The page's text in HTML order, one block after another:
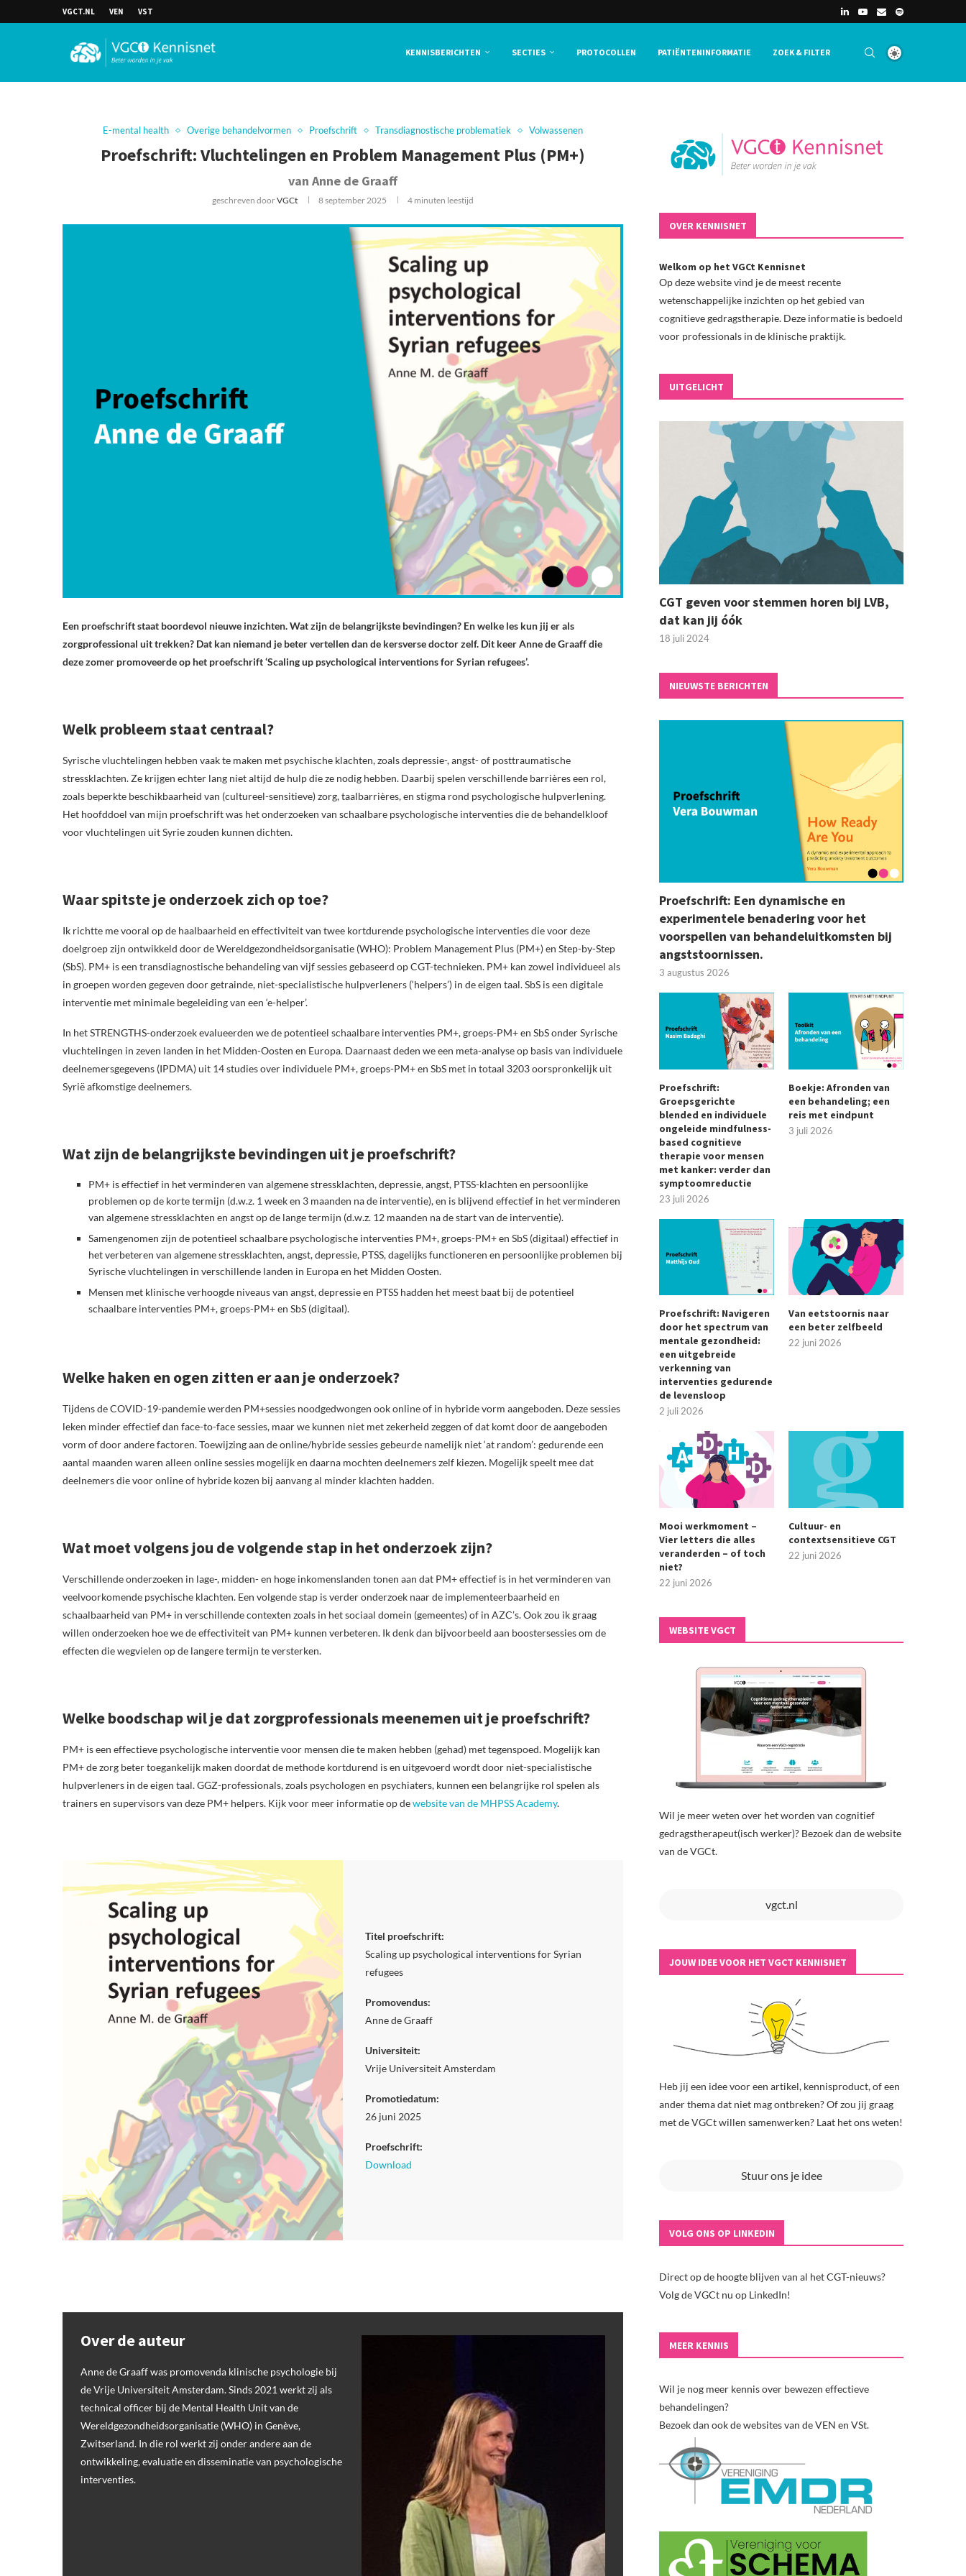
VGCT.NL VEN VST
KENNISBERICHTEN SECTIES PROTOCOLLEN PATIËNTENINFORMATIE ZOEK & FILTER
E-mental health Overige behandelvormen Proefschrift Transdiagnostische problematiek Volwassenen
Proefschrift: Vluchtelingen en Problem Management Plus (PM+)
van Anne de Graaff
geschreven doorVGCt 8 september 2025 4 minuten leestijd
Een proefschrift staat boordevol nieuwe inzichten. Wat zijn de belangrijkste bevindingen? En welke les kun jij er als
zorgprofessional uit trekken? Dat kan niemand je beter vertellen dan de kersverse doctor zelf. Dit keer Anne de Graaff die
deze zomer promoveerde op het proefschrift ‘Scaling up psychological interventions for Syrian refugees’.
Welk probleem staat centraal?
Syrische vluchtelingen hebben vaak te maken met psychische klachten, zoals depressie-, angst- of posttraumatische
stressklachten. Ze krijgen echter lang niet altijd de hulp die ze nodig hebben. Daarbij spelen verschillende barrières een rol,
zoals beperkte beschikbaarheid van (cultureel-sensitieve) zorg, taalbarrières, en stigma rond psychologische hulpverlening.
Het hoofddoel van mijn proefschrift was het onderzoeken van schaalbare psychologische interventies die de behandelkloof
voor vluchtelingen uit Syrie zouden kunnen dichten.
Waar spitste je onderzoek zich op toe?
Ik richtte me vooral op de haalbaarheid en effectiviteit van twee kortdurende psychologische interventies die voor deze
doelgroep zijn ontwikkeld door de Wereldgezondheidsorganisatie (WHO): Problem Management Plus (PM+) en Step-by-Step
(SbS). PM+ is een transdiagnostische behandeling van vijf sessies gebaseerd op CGT-technieken. PM+ kan zowel individueel als
in groepen worden gegeven door getrainde, niet-specialistische hulpverleners (‘helpers’) in de eigen taal. SbS is een digitale
interventie met minimale begeleiding van een ‘e-helper’.
In het STRENGTHS-onderzoek evalueerden we de potentieel schaalbare interventies PM+, groeps-PM+ en SbS onder Syrische
vluchtelingen in zeven landen in het Midden-Oosten en Europa. Daarnaast deden we een meta-analyse op basis van individuele
deelnemersgegevens (IPDMA) uit 14 studies over individuele PM+, groeps-PM+ en SbS met in totaal 3203 oorspronkelijk uit
Syrië afkomstige deelnemers.
Wat zijn de belangrijkste bevindingen uit je proefschrift?
PM+ is effectief in het verminderen van algemene stressklachten, depressie, angst, PTSS-klachten en persoonlijke
problemen op de korte termijn (d.w.z. 1 week en 3 maanden na de interventie), en is blijvend effectief in het verminderen
van algemene stressklachten en angst op de lange termijn (d.w.z. 12 maanden na de start van de interventie).
Samengenomen zijn de potentieel schaalbare psychologische interventies PM+, groeps-PM+ en SbS (digitaal) effectief in
het verbeteren van algemene stressklachten, angst, depressie, PTSS, dagelijks functioneren en persoonlijke problemen bij
Syrische vluchtelingen in verschillende landen in Europa en het Midden Oosten.
Mensen met klinische verhoogde niveaus van angst, depressie en PTSS hadden het meest baat bij de potentieel
schaalbare interventies PM+, groeps-PM+ en SbS (digitaal).
Welke haken en ogen zitten er aan je onderzoek?
Tijdens de COVID-19-pandemie werden PM+sessies noodgedwongen ook online of in hybride vorm aangeboden. Deze sessies
leken minder effectief dan face-to-face sessies, maar we kunnen niet met zekerheid zeggen of dat komt door de aangeboden
vorm of door andere factoren. Toewijzing aan de online/hybride sessies gebeurde namelijk niet ‘at random’: gedurende een
aantal maanden waren alleen online sessies mogelijk en daarna mochten deelnemers zelf kiezen. Mogelijk speelt mee dat
deelnemers die voor online of hybride kozen bij aanvang al minder klachten hadden.
Wat moet volgens jou de volgende stap in het onderzoek zijn?
Verschillende onderzoeken in lage-, midden- en hoge inkomenslanden tonen aan dat PM+ effectief is in het verminderen van
veelvoorkomende psychische klachten. Een volgende stap is verder onderzoek naar de implementeerbaarheid en
schaalbaarheid van PM+ in verschillende contexten zoals in het sociaal domein (gemeentes) of in AZC’s. Ook zou ik graag
willen onderzoeken hoe we de effectiviteit van PM+ kunnen verbeteren. Ik denk dan bijvoorbeeld aan boostersessies om de
effecten die wegvielen op de langere termijn te versterken.
Welke boodschap wil je dat zorgprofessionals meenemen uit je proefschrift?
PM+ is een effectieve psychologische interventie voor mensen die te maken hebben (gehad) met tegenspoed. Mogelijk kan
PM+ de zorg beter toegankelijk maken doordat de methode kortdurend is en uitgevoerd wordt door niet-specialistische
hulpverleners in de eigen taal. GGZ-professionals, zoals psychologen en psychiaters, kunnen een belangrijke rol spelen als
trainers en supervisors van deze PM+ helpers. Kijk voor meer informatie op dewebsite van de MHPSS Academy.
Titel proefschrift:
Scaling up psychological interventions for Syrian
refugees
Promovendus:
Anne de Graaff
Universiteit:
Vrije Universiteit Amsterdam
Promotiedatum:
26 juni 2025
Proefschrift:
Download
Over de auteur
Anne de Graaff was promovenda klinische psychologie bij
de Vrije Universiteit Amsterdam. Sinds 2021 werkt zij als
technical officer bij de Mental Health Unit van de
Wereldgezondheidsorganisatie (WHO) in Genève,
Zwitserland. In die rol werkt zij onder andere aan de
ontwikkeling, evaluatie en disseminatie van psychologische
interventies.
OVER KENNISNET
Welkom op het VGCt Kennisnet
Op deze website vind je de meest recente
wetenschappelijke inzichten op het gebied van
cognitieve gedragstherapie. Deze informatie is bedoeld
voor professionals in de klinische praktijk.
UITGELICHT
CGT geven voor stemmen horen bij LVB,
dat kan jij óók
18 juli 2024
NIEUWSTE BERICHTEN
Proefschrift: Een dynamische en
experimentele benadering voor het
voorspellen van behandeluitkomsten bij
angststoornissen.
3 augustus 2026
Proefschrift:
Groepsgerichte
blended en individuele
ongeleide mindfulness-
based cognitieve
therapie voor mensen
met kanker: verder dan
symptoomreductie
23 juli 2026
Boekje: Afronden van
een behandeling; een
reis met eindpunt
3 juli 2026
Proefschrift: Navigeren
door het spectrum van
mentale gezondheid:
een uitgebreide
verkenning van
interventies gedurende
de levensloop
2 juli 2026
Van eetstoornis naar
een beter zelfbeeld
22 juni 2026
Mooi werkmoment –
Vier letters die alles
veranderden – of toch
niet?
22 juni 2026
Cultuur- en
contextsensitieve CGT
22 juni 2026
WEBSITE VGCT
Wil je meer weten over het worden van cognitief
gedragstherapeut(isch werker)? Bezoek dan de website
van de VGCt.
vgct.nl
JOUW IDEE VOOR HET VGCT KENNISNET
Heb jij een idee voor een artikel, kennisproduct, of een
ander thema dat niet mag ontbreken? Of zou jij graag
met de VGCt willen samenwerken? Laat het ons weten!
Stuur ons je idee
VOLG ONS OP LINKEDIN
Direct op de hoogte blijven van al het CGT-nieuws?
Volg de VGCt nu op LinkedIn!
MEER KENNIS
Wil je nog meer kennis over bewezen effectieve
behandelingen?
Bezoek dan ook de websites van de VEN en VSt.